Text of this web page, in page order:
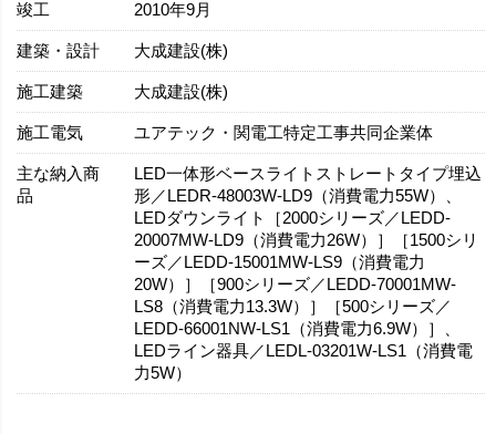
竣工 2010年9月
建築・設計 大成建設(株)
施工建築 大成建設(株)
施工電気 ユアテック・関電工特定工事共同企業体
主な納入商
品
LED一体形ベースライトストレートタイプ埋込
形／LEDR-48003W-LD9（消費電力55W）、
LEDダウンライト［2000シリーズ／LEDD-
20007MW-LD9（消費電力26W）］［1500シリ
ーズ／LEDD-15001MW-LS9（消費電力
20W）］［900シリーズ／LEDD-70001MW-
LS8（消費電力13.3W）］［500シリーズ／
LEDD-66001NW-LS1（消費電力6.9W）］、
LEDライン器具／LEDL-03201W-LS1（消費電
力5W）